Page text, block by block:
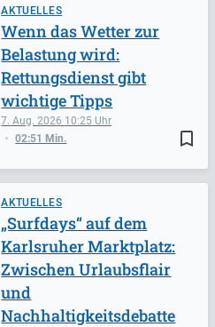
AKTUELLES
bookmark_border
7. Aug. 2026 10:25
02:51 Min.
Wenn das Wetter zur
Belastung wird:
Rettungsdienst gibt
wichtige Tipps
AKTUELLES
„Surfdays“ auf dem
Karlsruher Marktplatz:
Zwischen Urlaubsflair
und
Nachhaltigkeitsdebatte